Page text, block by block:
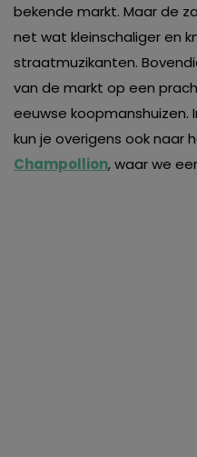
bekende markt. Maar de
net wat kleinschaliger en
straatmuzikanten.
van de markt op een
eeuwse
kun je overigens ook naar
Champollion, waar we